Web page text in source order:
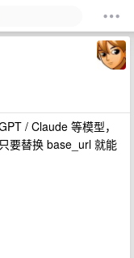
/ Claude 等模型，
要替换 base_url 就能